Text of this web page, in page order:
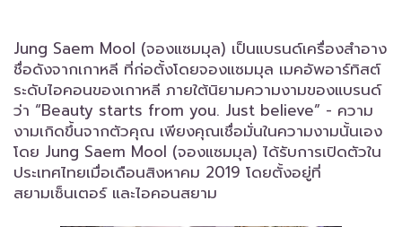
Jung Saem Mool (จองแซมมุล) เป็นแบรนด์เครื่องสำอาง
ชื่อดังจากเกาหลี ที่ก่อตั้งโดยจองแซมมุล เมคอัพอาร์ทิสต์
ระดับไอคอนของเกาหลี ภายใต้นิยามความงามของแบรนด์
ว่า “Beauty starts from you. Just believe” - ความ
งามเกิดขึ้นจากตัวคุณ เพียงคุณเชื่อมั่นในความงามนั้นเอง
โดย Jung Saem Mool (จองแซมมุล) ได้รับการเปิดตัวใน
ประเทศไทยเมื่อเดือนสิงหาคม 2019 โดยตั้งอยู่ที่
สยามเซ็นเตอร์ และไอคอนสยาม